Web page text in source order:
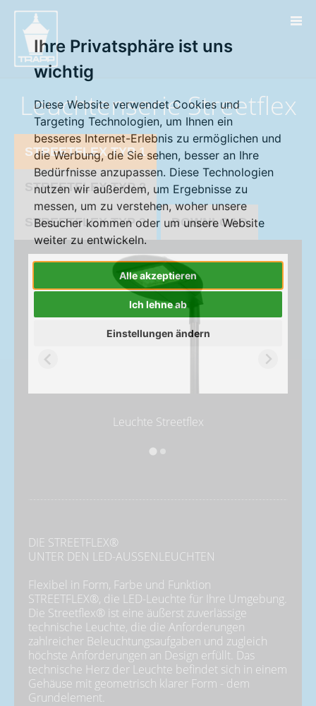
Ihre Privatsphäre ist uns
wichtig
Diese Website verwendet Cookies und
Targeting Technologien, um Ihnen ein
besseres Internet-Erlebnis zu ermöglichen und
die Werbung, die Sie sehen, besser an Ihre
Bedürfnisse anzupassen. Diese Technologien
nutzen wir außerdem, um Ergebnisse zu
messen, um zu verstehen, woher unsere
Besucher kommen oder um unsere Website
weiter zu entwickeln.
Alle akzeptieren
Ich lehne ab
Einstellungen ändern
Leuchtenserie Streetflex
STREETFLEX TYP 1
STREETFLEX TYP 2
STREETFLEX TYP 3 DOWNLOAD
Leuchte Streetflex
DIE STREETFLEX®
UNTER DEN LED-AUSSENLEUCHTEN
Flexibel in Form, Farbe und Funktion 
STREETFLEX®, die LED-Leuchte für Ihre Umgebung.
Die Streetflex® ist eine äußerst zuverlässige
technische Leuchte, die die Anforderungen
zahlreicher Beleuchtungsaufgaben und zugleich
höchste Anforderungen an Design erfüllt. Das
technische Herz der Leuchte befindet sich in einem
Gehäuse mit geometrisch klarer Form - dem
Grundelement.